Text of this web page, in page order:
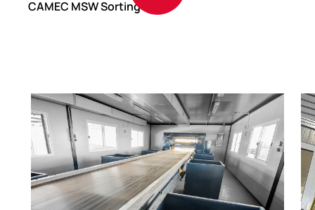
CAMEC MSW Sorting Plant